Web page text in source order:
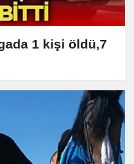
1 kişi öldü,7